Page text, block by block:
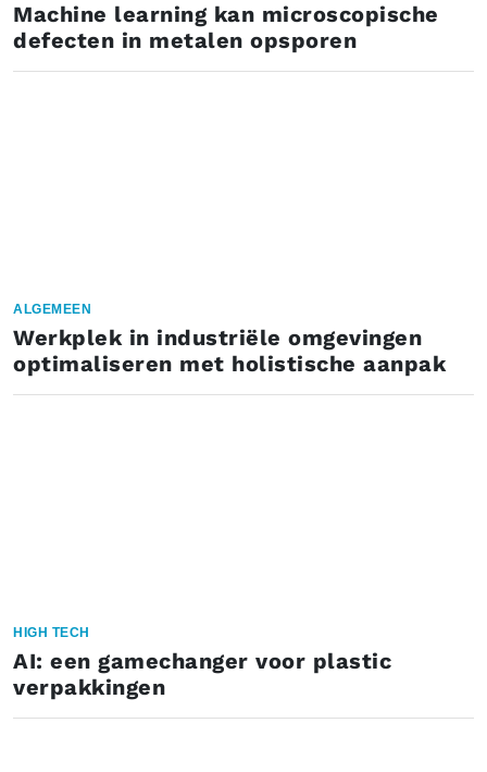
Machine learning kan microscopische
defecten in metalen opsporen
ALGEMEEN
Werkplek in industriële omgevingen
optimaliseren met holistische aanpak
HIGH TECH
AI: een gamechanger voor plastic
verpakkingen